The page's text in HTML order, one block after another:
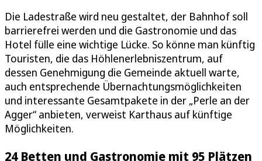
Die Ladestraße wird neu gestaltet, der Bahnhof soll
barrierefrei werden und die Gastronomie und das
Hotel fülle eine wichtige Lücke. So könne man künftig
Touristen, die das Höhlenerlebniszentrum, auf
dessen Genehmigung die Gemeinde aktuell warte,
auch entsprechende Übernachtungsmöglichkeiten
und interessante Gesamtpakete in der „Perle an der
Agger“ anbieten, verweist Karthaus auf künftige
Möglichkeiten.
24 Betten und Gastronomie mit 95 Plätzen